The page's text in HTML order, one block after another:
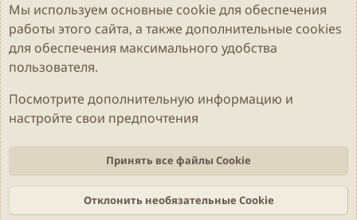
Cookies Darkdale - Основа [v.2.3.2 rc1] 🔥
Русский (RU)
Обратная связь
Условия и правила
Политика конфиденциальности
Помощь
R
ЛокализацияLiaNdrY
Мы используем основные cookieдля обеспечения
работы этого сайта, а также дополнительные cookies
для обеспечения максимального удобства
пользователя.
Посмотрите дополнительную информацию и
настройте свои предпочтения
Принять все файлы Cookie
Отклонить необязательные Cookie